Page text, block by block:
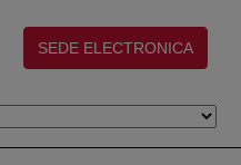
(abre en nueva ventana)
SEDE ELECTRONICA